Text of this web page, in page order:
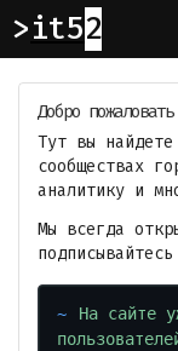
it52
Добро
Тут вы
сообществах
аналитику и
Мы всегда
На сайте